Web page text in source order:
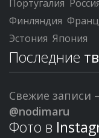
Португалия
Финляндия
Эстония Япония
Последние
Свежие записи
@nodimaru
Фото в